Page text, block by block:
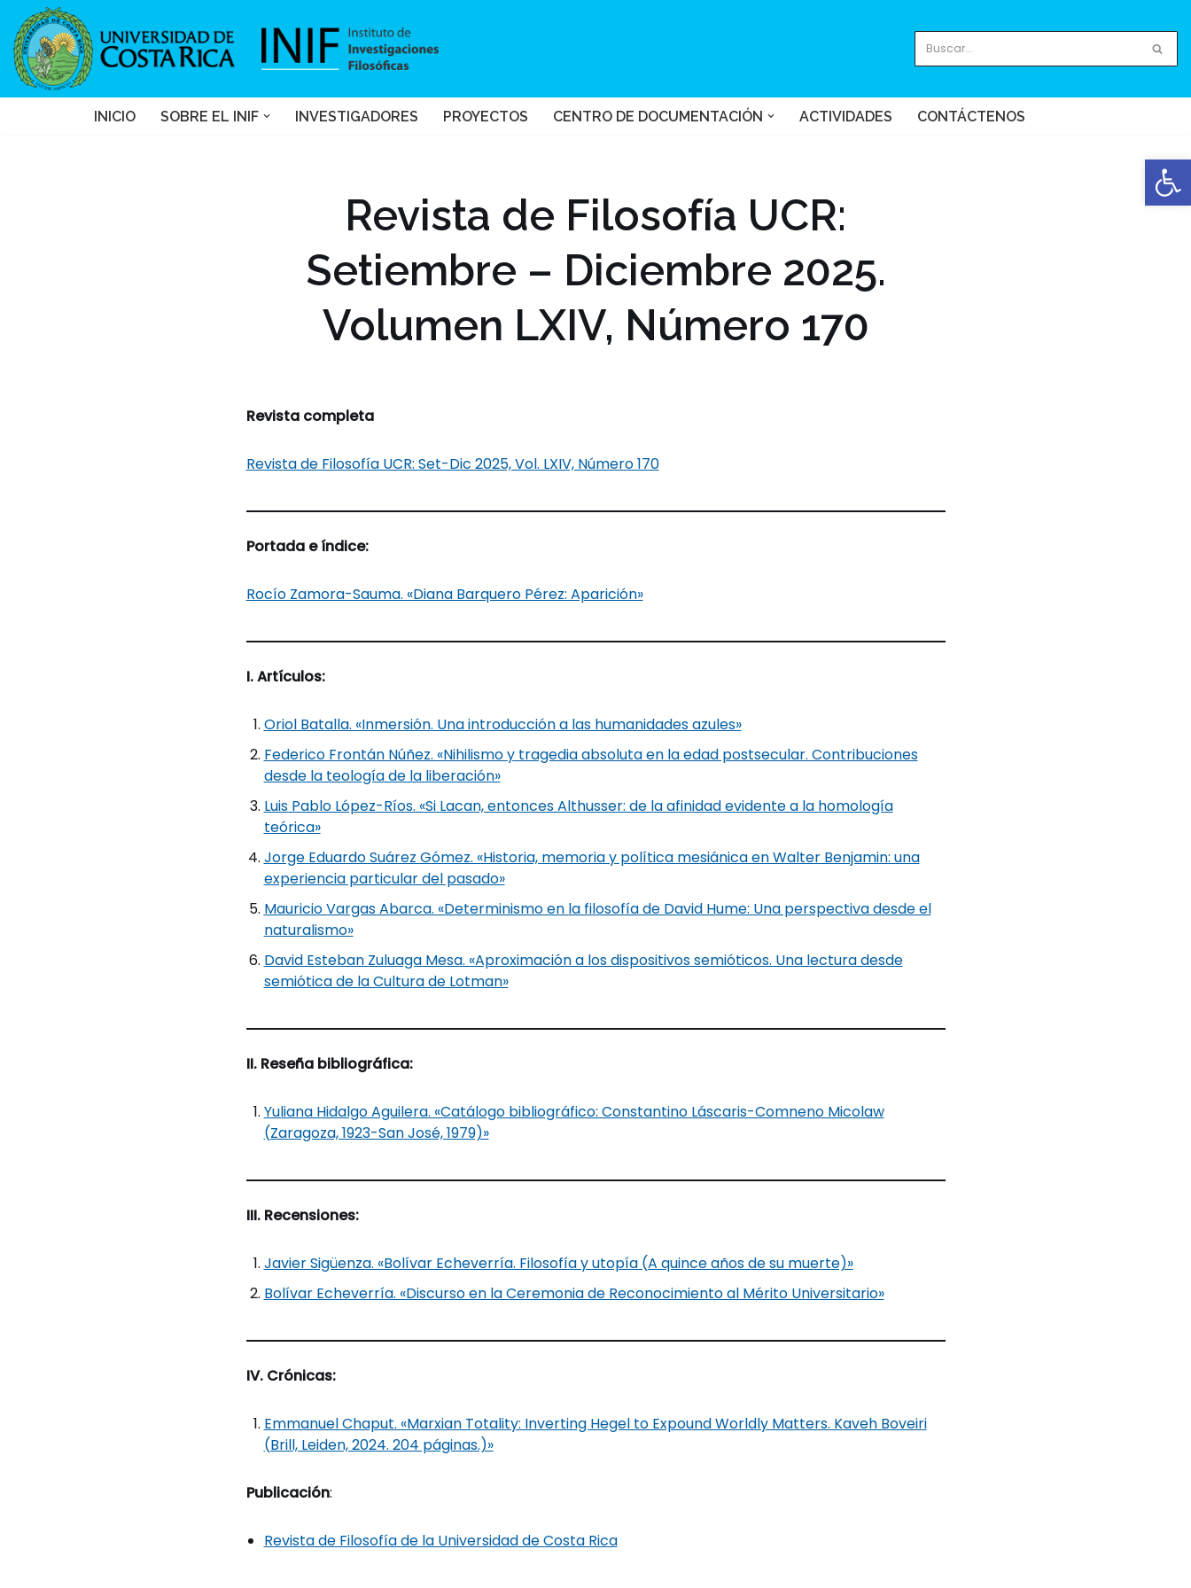
Saltar
al
contenido
INICIO SOBRE EL INIF INVESTIGADORES PROYECTOS CENTRO DE DOCUMENTACIÓN ACTIVIDADES CONTÁCTENOS
Revista de Filosofía UCR:
Setiembre – Diciembre 2025.
Volumen LXIV, Número 170
Revista completa
Revista de Filosofía UCR: Set-Dic 2025, Vol. LXIV, Número 170
Portada e índice:
Rocío Zamora-Sauma. «Diana Barquero Pérez: Aparición»
I. Artículos:
Oriol Batalla. «Inmersión. Una introducción a las humanidades azules»
Federico Frontán Núñez. «Nihilismo y tragedia absoluta en la edad postsecular. Contribuciones
desde la teología de la liberación»
Luis Pablo López-Ríos. «Si Lacan, entonces Althusser: de la afinidad evidente a la homología
teórica»
Jorge Eduardo Suárez Gómez. «Historia, memoria y política mesiánica en Walter Benjamin: una
experiencia particular del pasado»
Mauricio Vargas Abarca. «Determinismo en la filosofía de David Hume: Una perspectiva desde el
naturalismo»
David Esteban Zuluaga Mesa. «Aproximación a los dispositivos semióticos. Una lectura desde
semiótica de la Cultura de Lotman»
II. Reseña bibliográfica:
Yuliana Hidalgo Aguilera. «Catálogo bibliográfico: Constantino Láscaris-Comneno Micolaw
(Zaragoza, 1923-San José, 1979)»
III. Recensiones:
Javier Sigüenza. «Bolívar Echeverría. Filosofía y utopía (A quince años de su muerte)»
Bolívar Echeverría. «Discurso en la Ceremonia de Reconocimiento al Mérito Universitario»
IV. Crónicas:
Emmanuel Chaput. «Marxian Totality: Inverting Hegel to Expound Worldly Matters. Kaveh Boveiri
(Brill, Leiden, 2024. 204 páginas.)»
Publicación:
Revista de Filosofía de la Universidad de Costa Rica